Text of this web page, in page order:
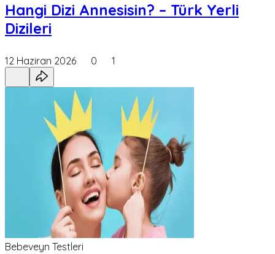
Hangi Dizi Annesisin? – Türk Yerli
Dizileri
12 Haziran 2026 0 1
Bebeveyn Testleri